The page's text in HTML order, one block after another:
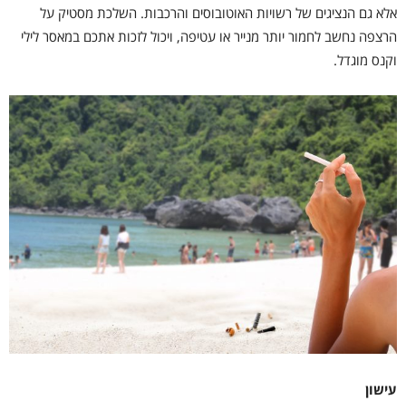
אלא גם הנציגים של רשויות האוטובוסים והרכבות. השלכת מסטיק על
הרצפה נחשב לחמור יותר מנייר או עטיפה, ויכול לזכות אתכם במאסר לילי
וקנס מוגדל.
עישון